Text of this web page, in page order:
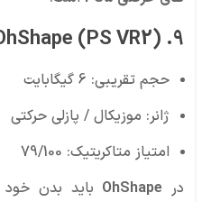
9. OhShape (PS VR2) | اوشیپ
حجم تقریبی: 6 گیگابایت
ژانر: موزیکال / پازلی حرکتی
امتیاز متاکریتیک: 79/100
در OhShape باید بدن خود